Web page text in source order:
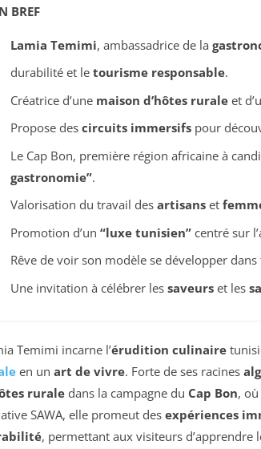
BREF
Lamia Temimi, ambassadrice de la
durabilité et le tourisme responsable.
Créatrice d’une maison d’hôtes ruraleet
Propose des circuits immersifspour
Le Cap Bon, première région africaine à
gastronomie”.
Valorisation du travail des artisanset
Promotion d’un “luxe tunisien”centré sur
Rêve de voir son modèle se développer
Une invitation à célébrer les saveurset les
Temimi incarne l’érudition culinaire
en un art de vivre. Forte de ses racines
rurale dans la campagne du Cap Bon,
SAWA, elle promeut des expériences
, permettant aux visiteurs d’apprendre